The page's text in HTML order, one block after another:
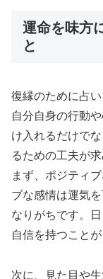
運命を味方
と
復縁のために占
自分自身の行動
け入れるだけで
るための工夫が求
まず、ポジティ
ブな感情は運気
なりがちです。
自信を持つこと
次に、見た目や